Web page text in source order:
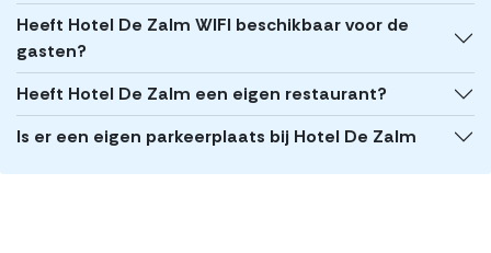
Heeft Hotel De Zalm WIFI beschikbaar voor de
gasten?
Heeft Hotel De Zalm een eigen restaurant?
Is er een eigen parkeerplaats bij Hotel De Zalm